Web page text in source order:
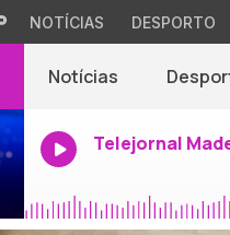
NOTÍCIAS DESPORTO
Notícias
Telejornal